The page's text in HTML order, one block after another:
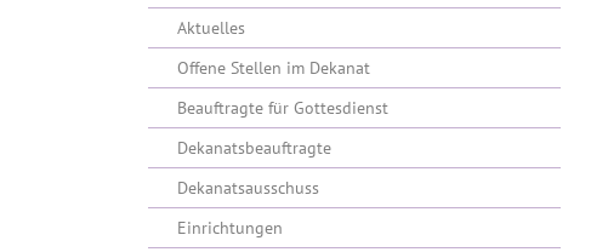
Aktuelles
Offene Stellen im Dekanat
Beauftragte für Gottesdienst
Dekanatsbeauftragte
Dekanatsausschuss
Einrichtungen